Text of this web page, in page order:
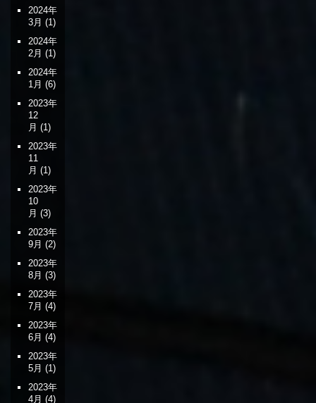
2024年
3月 (1)
2024年
2月 (1)
2024年
1月 (6)
2023年
12
月 (1)
2023年
11
月 (1)
2023年
10
月 (3)
2023年
9月 (2)
2023年
8月 (3)
2023年
7月 (4)
2023年
6月 (4)
2023年
5月 (1)
2023年
4月 (4)